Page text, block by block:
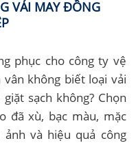
VẢI MAY ĐỒNG
phục cho công ty vệ
không biết loại vải
sạch không? Chọn
đã xù, bạc màu, mặc
và hiệu quả công